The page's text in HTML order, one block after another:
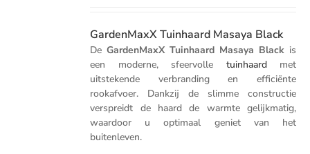
€199.00.€159.00.
GardenMaxX Tuinhaard Masaya Black
DeGardenMaxX Tuinhaard Masaya Black is
een moderne, sfeervolle tuinhaardmet
uitstekende verbranding en efficiënte
rookafvoer. Dankzij de slimme constructie
verspreidt de haard de warmte gelijkmatig,
waardoor u optimaal geniet van het
buitenleven.